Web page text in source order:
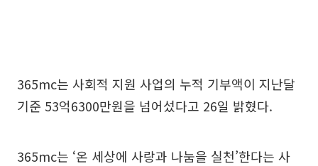
365mc는 사회적 지원 사업의 누적 기부액이 지난달
기준 53억6300만원을 넘어섰다고 26일 밝혔다.
365mc는 ‘온 세상에 사랑과 나눔을 실천’한다는 사